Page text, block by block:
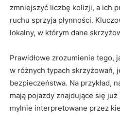
zmniejszyć liczbę kolizji, a ich
ruchu sprzyja płynności.
lokalny, w którym dane
Prawidłowe zrozumienie tego,
w różnych typach skrzyżowań,
bezpieczeństwa. Na przykład,
mają pojazdy znajdujące się
mylnie interpretowane przez